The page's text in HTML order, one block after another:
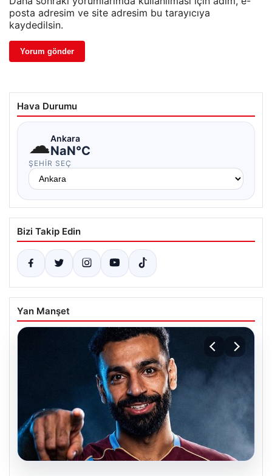
posta adresim ve site adresim bu tarayıcıya
kaydedilsin.
Hava Durumu
☁Ankara
NaN°C
ŞEHIR SEÇ
Bizi Takip Edin
Yan Manşet